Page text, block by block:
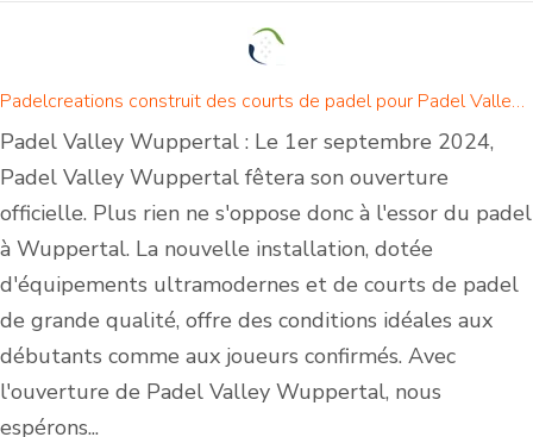
Padelcreations construit des courts de padel pour Padel Valley Wuppertal - Ouverture le 1er septembre 2024
Padel Valley Wuppertal : Le 1er septembre 2024,
Padel Valley Wuppertal fêtera son ouverture
officielle. Plus rien ne s'oppose donc à l'essor du padel
à Wuppertal. La nouvelle installation, dotée
d'équipements ultramodernes et de courts de padel
de grande qualité, offre des conditions idéales aux
débutants comme aux joueurs confirmés. Avec
l'ouverture de Padel Valley Wuppertal, nous
espérons...